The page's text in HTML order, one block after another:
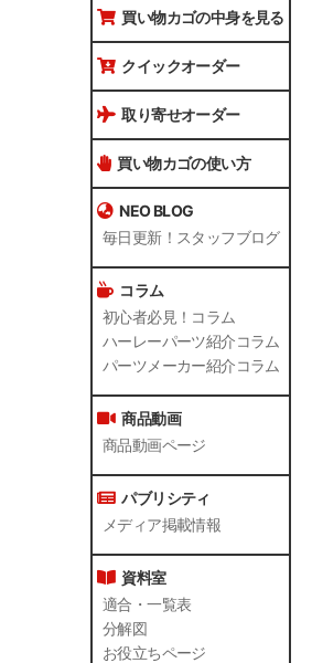
買い物カゴの中身を見る
クイックオーダー
取り寄せオーダー
買い物カゴの使い方
NEO BLOG
毎日更新！スタッフブログ
コラム
初心者必見！コラム
ハーレーパーツ紹介コラム
パーツメーカー紹介コラム
商品動画
商品動画ページ
パブリシティ
メディア掲載情報
資料室
適合・一覧表
分解図
お役立ちページ